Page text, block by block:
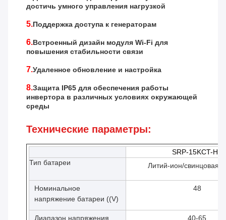
достичь умного управления нагрузкой
5.Поддержка доступа к генераторам
6.Встроенный дизайн модуля Wi-Fi для
повышения стабильности связи
7.Удаленное обновление и настройка
8.Защита IP65 для обеспечения работы
инвертора в различных условиях окружающей
среды
Технические параметры:
SRP-15KCT-H1
Тип батареи
Литий-ион/свинцовая
Номинальное
напряжение батареи ((V)
48
Диапазон напряжения 40-65